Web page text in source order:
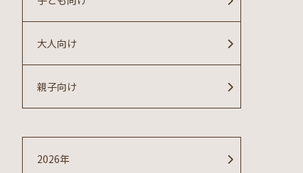
親子向け
大人向け
2026年